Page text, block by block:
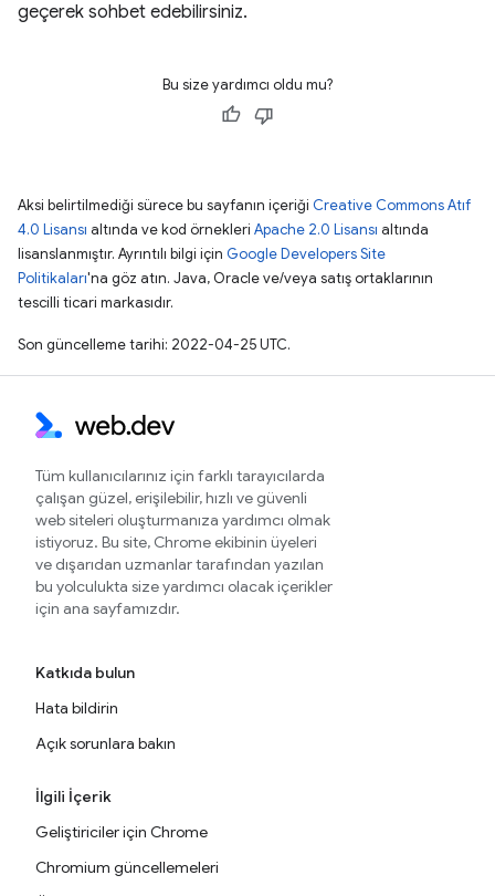
geçerek sohbet edebilirsiniz.
Bu size yardımcı oldu mu?
Aksi belirtilmediği sürece bu sayfanın içeriği Creative Commons Atıf
4.0 Lisansı altında ve kod örnekleri Apache 2.0 Lisansı altında
lisanslanmıştır. Ayrıntılı bilgi için Google Developers Site
Politikaları'na göz atın. Java, Oracle ve/veya satış ortaklarının
tescilli ticari markasıdır.
Son güncelleme tarihi: 2022-04-25 UTC.
Tüm kullanıcılarınız için farklı tarayıcılarda
çalışan güzel, erişilebilir, hızlı ve güvenli
web siteleri oluşturmanıza yardımcı olmak
istiyoruz. Bu site, Chrome ekibinin üyeleri
ve dışarıdan uzmanlar tarafından yazılan
bu yolculukta size yardımcı olacak içerikler
için ana sayfamızdır.
Katkıda bulun
Hata bildirin
Açık sorunlara bakın
İlgili İçerik
Geliştiriciler için Chrome
Chromium güncellemeleri